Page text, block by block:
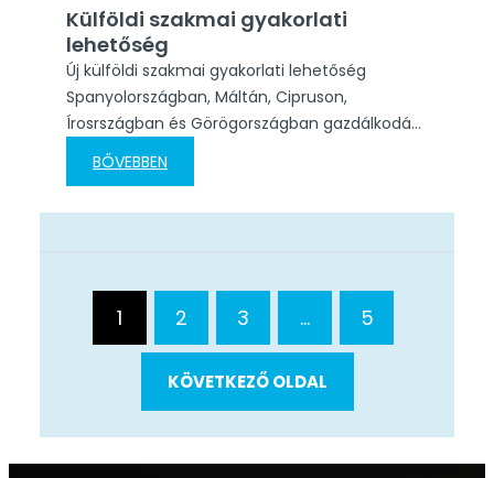
Külföldi szakmai gyakorlati
lehetőség
Új külföldi szakmai gyakorlati lehetőség
Spanyolországban, Máltán, Cipruson,
Írosrszágban és Görögországban gazdálkodás
és menedzsmnet, valamint turizmus-
vendéglátás ágazatban tanuló diákjaink
BŐVEBBEN
1 2 3 … 5
KÖVETKEZŐ OLDAL